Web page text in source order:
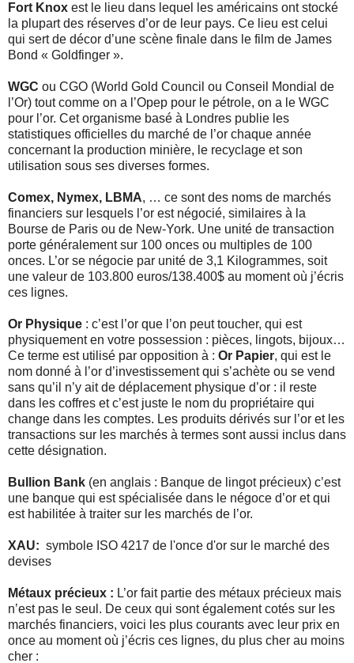
Fort Knox est le lieu dans lequel les américains ont stocké
la plupart des réserves d’or de leur pays. Ce lieu est celui
qui sert de décor d’une scène finale dans le film de James
Bond « Goldfinger ».
WGC ou CGO (World Gold Council ou Conseil Mondial de
l’Or) tout comme on a l’Opep pour le pétrole, on a le WGC
pour l’or. Cet organisme basé à Londres publie les
statistiques officielles du marché de l’or chaque année
concernant la production minière, le recyclage et son
utilisation sous ses diverses formes.
Comex, Nymex, LBMA, … ce sont des noms de marchés
financiers sur lesquels l’or est négocié, similaires à la
Bourse de Paris ou de New-York. Une unité de transaction
porte généralement sur 100 onces ou multiples de 100
onces. L’or se négocie par unité de 3,1 Kilogrammes, soit
une valeur de 103.800 euros/138.400$ au moment où j’écris
ces lignes.
Or Physique : c’est l’or que l’on peut toucher, qui est
physiquement en votre possession : pièces, lingots, bijoux…
Ce terme est utilisé par opposition à : Or Papier, qui est le
nom donné à l’or d’investissement qui s’achète ou se vend
sans qu’il n’y ait de déplacement physique d’or : il reste
dans les coffres et c’est juste le nom du propriétaire qui
change dans les comptes. Les produits dérivés sur l’or et les
transactions sur les marchés à termes sont aussi inclus dans
cette désignation.
Bullion Bank (en anglais : Banque de lingot précieux) c’est
une banque qui est spécialisée dans le négoce d’or et qui
est habilitée à traiter sur les marchés de l’or.
XAU: symbole ISO 4217 de l'once d'or sur le marché des
devises
Métaux précieux : L’or fait partie des métaux précieux mais
n’est pas le seul. De ceux qui sont également cotés sur les
marchés financiers, voici les plus courants avec leur prix en
once au moment où j’écris ces lignes, du plus cher au moins
cher :